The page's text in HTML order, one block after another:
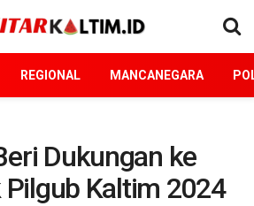
REGIONAL MANCANEGARA
Dukungan ke
Kaltim 2024